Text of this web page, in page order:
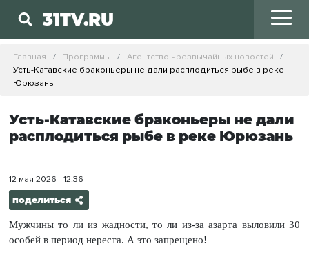
31TV.RU
Главная Программы
Агентство чрезвычайных новостей
Усть-Катавские браконьеры не дали расплодиться рыбе в реке
Юрюзань
Усть-Катавские браконьеры не дали
расплодиться рыбе в реке Юрюзань
12 мая 2026 - 12:36
поделиться
Мужчины то ли из жадности, то ли из-за азарта выловили 30
особей в период нереста. А это запрещено!